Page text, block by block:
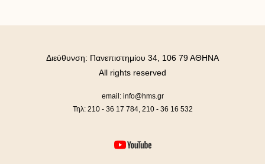
email: info@hms.gr
Τηλ: 210 - 36 17 784, 210 - 36 16 532
Διεύθυνση: Πανεπιστημίου 34, 106 79 ΑΘΗΝΑ
All rights reserved